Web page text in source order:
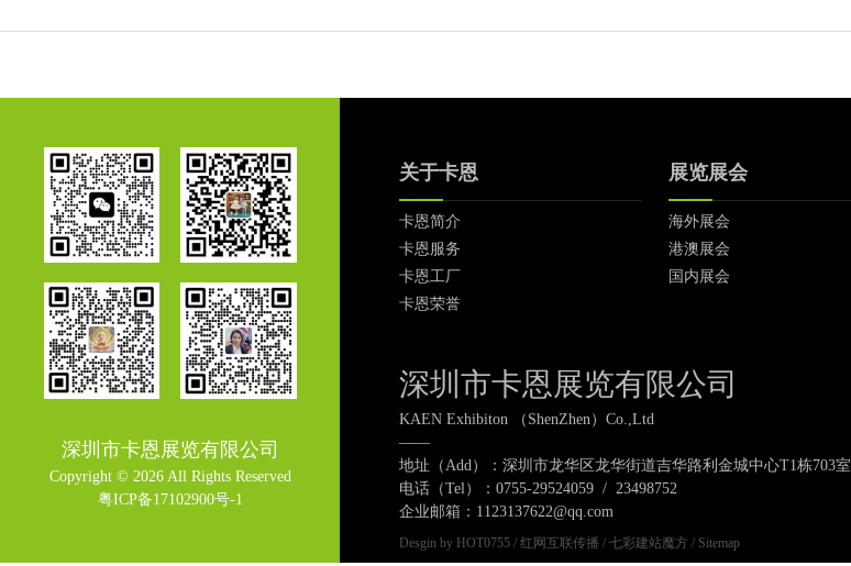
关于卡恩
卡恩简介
卡恩服务
卡恩工厂
卡恩荣誉
展览展会
海外展会
港澳展会
国内展会
深圳市卡恩展览有限公司
Copyright © 2026 All Rights Reserved
粤ICP备17102900号-1
深圳市卡恩展览有限公司
KAEN Exhibiton （ShenZhen）Co.,Ltd
——
地址（Add）：深圳市龙华区龙华街道吉华路利金城中心T1栋703室
电话（Tel）：0755-29524059 / 23498752
企业邮箱：1123137622@qq.com
Desgin by HOT0755/ 红网互联传播 / 七彩建站魔方 / Sitemap